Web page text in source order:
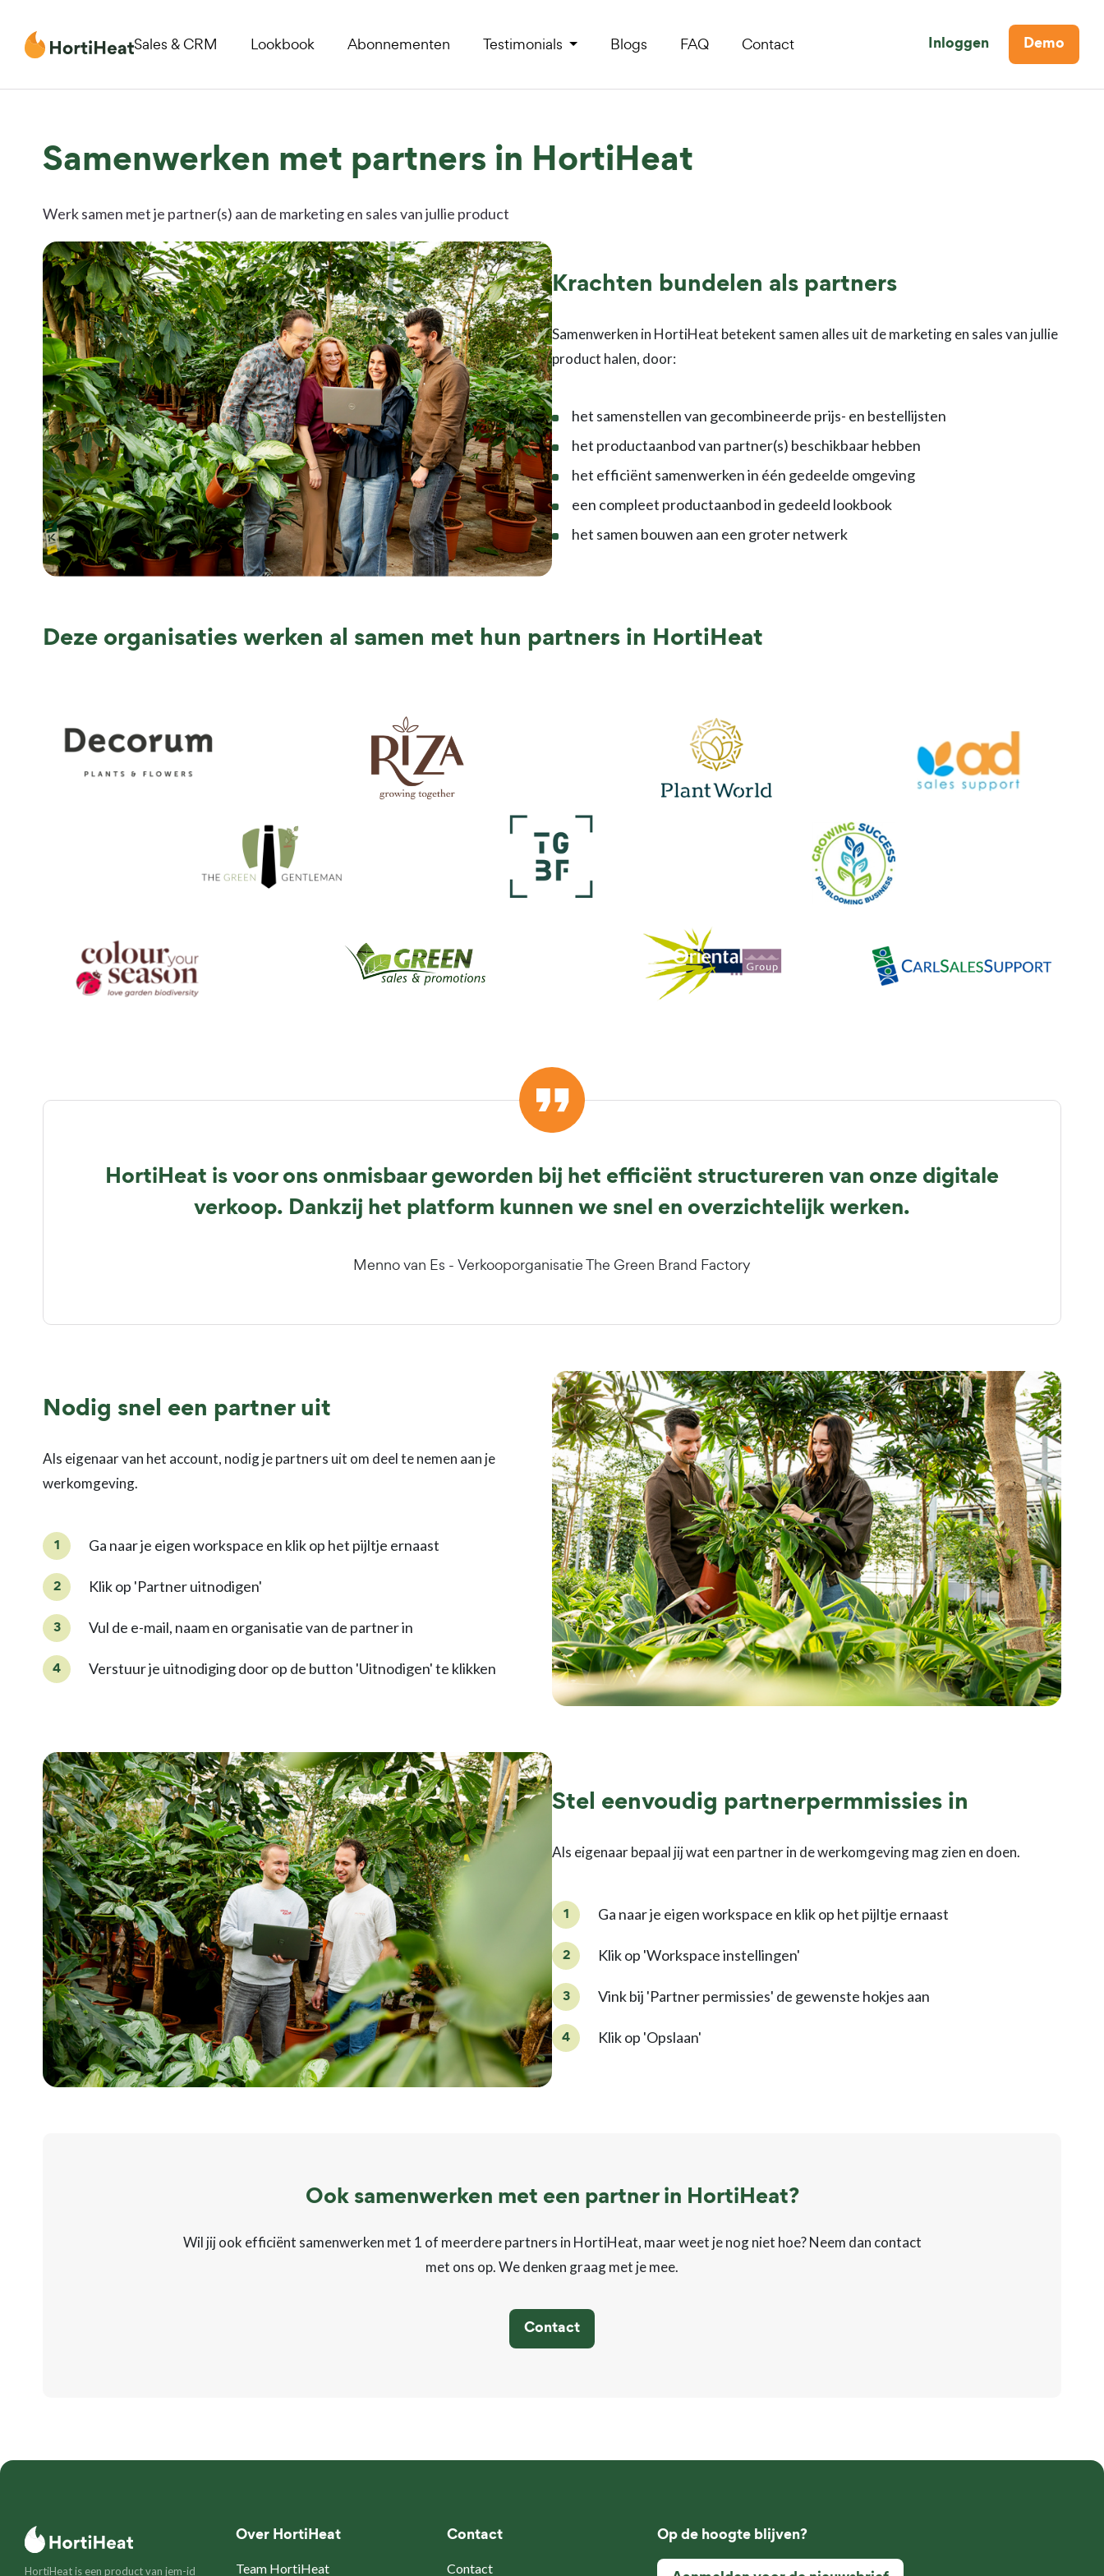
Sales & CRM Lookbook Abonnementen Testimonials Blogs FAQ Contact Inloggen Demo
Samenwerken met partners in HortiHeat
Werk samen met je partner(s) aan de marketing en sales van jullie product
Krachten bundelen als partners
Samenwerken in HortiHeat betekent samen alles uit de marketing en sales van jullie
product halen, door:
het samenstellen van gecombineerde prijs- en bestellijsten
het productaanbod van partner(s) beschikbaar hebben
het efficiënt samenwerken in één gedeelde omgeving
een compleet productaanbod in gedeeld lookbook
het samen bouwen aan een groter netwerk
Deze organisaties werken al samen met hun partners in HortiHeat
HortiHeat is voor ons onmisbaar geworden bij het efficiënt structureren van onze digitale
verkoop. Dankzij het platform kunnen we snel en overzichtelijk werken.
Menno van Es - Verkooporganisatie The Green Brand Factory
Nodig snel een partner uit
Als eigenaar van het account, nodig je partners uit om deel te nemen aan je
werkomgeving.
Ga naar je eigen workspace en klik op het pijltje ernaast
Klik op 'Partner uitnodigen'
Vul de e-mail, naam en organisatie van de partner in
Verstuur je uitnodiging door op de button 'Uitnodigen' te klikken
Stel eenvoudig partnerpermmissies in
Als eigenaar bepaal jij wat een partner in de werkomgeving mag zien en doen.
Ga naar je eigen workspace en klik op het pijltje ernaast
Klik op 'Workspace instellingen'
Vink bij 'Partner permissies' de gewenste hokjes aan
Klik op 'Opslaan'
Ook samenwerken met een partner in HortiHeat?
Wil jij ook efficiënt samenwerken met 1 of meerdere partners in HortiHeat, maar weet je nog niet hoe? Neem dan contact
met ons op. We denken graag met je mee.
Contact
HortiHeat is een product van jem-id
Over HortiHeat
Team HortiHeat
Contact
Contact
Op de hoogte blijven?